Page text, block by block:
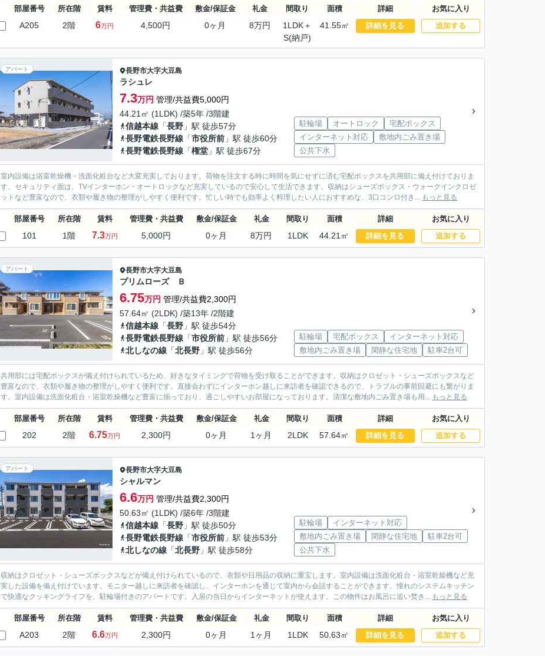
部屋番号 所在階 賃料 管理費・共益費 敷金/保証金 礼金 間取り 面積 詳細 お気に入り
A205 2階 6万円 4,500円 0ヶ月 8万円
1LDK＋
S(納戸)
41.55㎡ 詳細を見る 追加する
アパート 長野市大字大豆島
ラシュレ
7.3万円 管理/共益費5,000円
44.21㎡ (1LDK) /築5年 /3階建
信越本線 「長野 」駅 徒歩57分
長野電鉄長野線 「市役所前 」駅 徒歩60分
長野電鉄長野線 「権堂 」駅 徒歩67分
駐輪場 オートロック
宅配ボックス
インターネット対応
敷地内ごみ置き場
公共下水
室内設備は浴室乾燥機・洗面化粧台など大変充実しております。荷物を注文する時に時間を気にせずに済む宅配ボックスを共用部に備え付けておりま
す。セキュリティ面は、TVインターホン・オートロックなど充実しているので安心して生活できます。収納はシューズボックス・ウォークインクロゼ
ットなど豊富なので、衣類や履き物の整理がしやすく便利です。忙しい時でも効率よく料理したい人におすすめな、3口コンロ付き... もっと見る
部屋番号 所在階 賃料 管理費・共益費 敷金/保証金 礼金 間取り 面積 詳細 お気に入り
101 1階 7.3万円 5,000円 0ヶ月 8万円 1LDK 44.21㎡ 詳細を見る 追加する
アパート 長野市大字大豆島
プリムローズ Ｂ
6.75万円 管理/共益費2,300円
57.64㎡ (2LDK) /築13年 /2階建
信越本線 「長野 」駅 徒歩54分
長野電鉄長野線 「市役所前 」駅 徒歩56分
北しなの線 「北長野 」駅 徒歩56分
駐輪場 宅配ボックス
インターネット対応
敷地内ごみ置き場
閑静な住宅地 駐車2台可
共用部には宅配ボックスが備え付けられているため、好きなタイミングで荷物を受け取ることができます。収納はクロゼット・シューズボックスなど
豊富なので、衣類や履き物の整理がしやすく便利です。直接会わずにインターホン越しに来訪者を確認できるので、トラブルの事前回避にも繋がりま
す。室内設備は洗面化粧台・浴室乾燥機など豊富に揃っており、過ごしやすいお部屋になっております。清潔な敷地内ごみ置き場も用... もっと見る
部屋番号 所在階 賃料 管理費・共益費 敷金/保証金 礼金 間取り 面積 詳細 お気に入り
202 2階 6.75万円 2,300円 0ヶ月 1ヶ月 2LDK 57.64㎡ 詳細を見る 追加する
アパート 長野市大字大豆島
シャルマン
6.6万円 管理/共益費2,300円
50.63㎡ (1LDK) /築6年 /3階建
信越本線 「長野 」駅 徒歩50分
長野電鉄長野線 「市役所前 」駅 徒歩53分
北しなの線 「北長野 」駅 徒歩58分
駐輪場
インターネット対応
敷地内ごみ置き場
閑静な住宅地
駐車2台可
公共下水
収納はクロゼット・シューズボックスなどが備え付けられているので、衣類や日用品の収納に重宝します。室内設備は洗面化粧台・浴室乾燥機など充
実した設備を備え付けています。モニター越しに来訪者を確認し、インターホンを通じて室内から会話することができます。憧れのシステムキッチン
で快適なクッキングライフを。駐輪場付きのアパートです。入居の当日からインターネットが使えます。この物件はお風呂に追い焚き... もっと見る
部屋番号 所在階 賃料 管理費・共益費 敷金/保証金 礼金 間取り 面積 詳細 お気に入り
A203 2階 6.6万円 2,300円 0ヶ月 1ヶ月 1LDK 50.63㎡ 詳細を見る 追加する